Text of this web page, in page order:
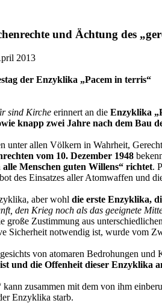
und Ächtung des
2013
der Enzyklika „Pacem in terris“
sind Kirche erinnert an die Enzyklika
knapp zwei Jahre nach dem Bau
unter allen Völkern in Wahrheit,
vom 10. Dezember 1948
Menschen guten Willens“ richtet.
des Einsatzes aller Atomwaffen und
aber wohl die erste Enzyklika,
den Krieg noch als das geeignete
große Zustimmung aus
Sicherheit notwendig ist, wurde vom
von atomaren Bedrohungen und
und die Offenheit dieser Enzyklika
zusammen mit dem von ihm
Enzyklika starb.